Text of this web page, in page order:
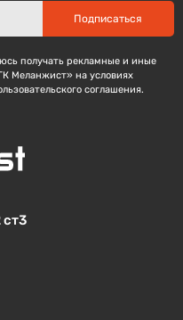
Подписаться
получать рекламные и иные
Меланжист» на условиях
соглашения.
ст3